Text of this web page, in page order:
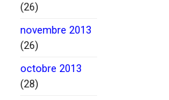
(26)
novembre 2013
(26)
octobre 2013
(28)